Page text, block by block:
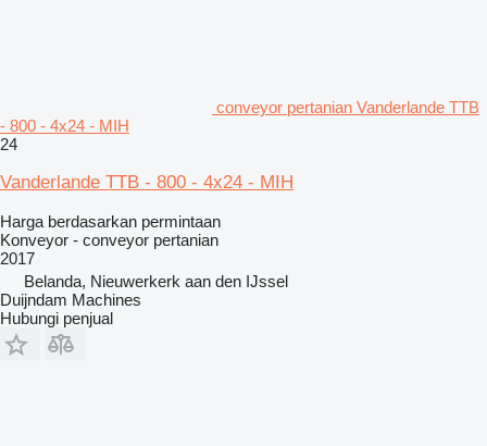
conveyor pertanian Vanderlande TTB
- 800 - 4x24 - MIH
24
Vanderlande TTB - 800 - 4x24 - MIH
Harga berdasarkan permintaan
Konveyor - conveyor pertanian
2017
Belanda, Nieuwerkerk aan den IJssel
Duijndam Machines
Hubungi penjual